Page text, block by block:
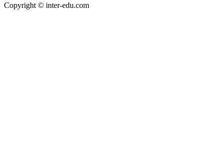
Copyright © inter-edu.com